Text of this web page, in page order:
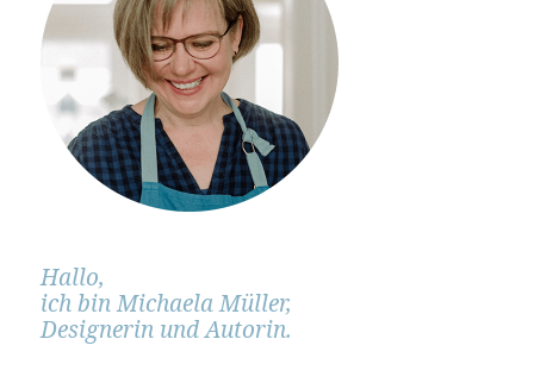
Hallo,
ich bin Michaela Müller,
Designerin und Autorin.